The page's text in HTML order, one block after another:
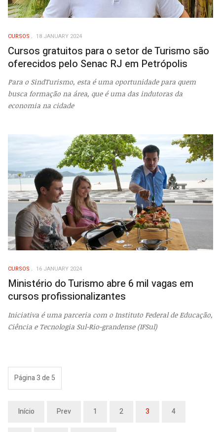
CURSOS 18 JANUARY 2024
Cursos gratuitos para o setor de Turismo são
oferecidos pelo Senac RJ em Petrópolis
Para o SindTurismo, esta é uma oportunidade para quem
busca formação na área, que é uma das indutoras da
economia na cidade
CURSOS 16 JANUARY 2024
Ministério do Turismo abre 6 mil vagas em
cursos profissionalizantes
Iniciativa é uma parceria com o Instituto Federal de Educação,
Ciência e Tecnologia Sul-Rio-grandense (IFSul)
Página 3 de 5
Início Prev 1 2 3 4